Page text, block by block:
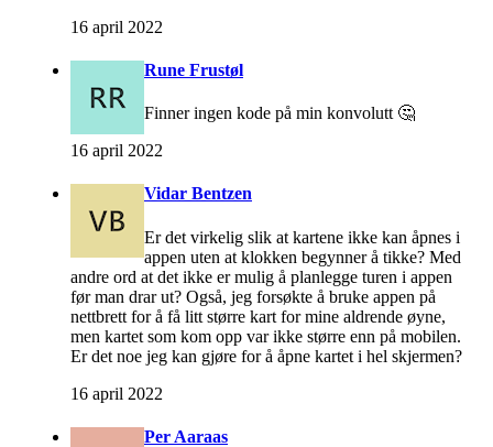
16 april 2022
Rune Frustøl
Finner ingen kode på min konvolutt 🤔
16 april 2022
Vidar Bentzen
Er det virkelig slik at kartene ikke kan åpnes i
appen uten at klokken begynner å tikke? Med
andre ord at det ikke er mulig å planlegge turen i appen
før man drar ut? Også, jeg forsøkte å bruke appen på
nettbrett for å få litt større kart for mine aldrende øyne,
men kartet som kom opp var ikke større enn på mobilen.
Er det noe jeg kan gjøre for å åpne kartet i hel skjermen?
16 april 2022
Per Aaraas